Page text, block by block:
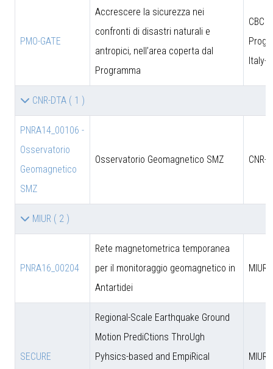
PMO-GATE
Accrescere la sicurezza nei
confronti di disastri naturali e
antropici, nell’area coperta dal
Programma
CBC
Italy-
CNR-DTA ( 1 )
PNRA14_00106 -
Osservatorio
Geomagnetico
SMZ
Osservatorio Geomagnetico SMZ CNR-
MIUR ( 2 )
PNRA16_00204
Rete magnetometrica temporanea
per il monitoraggio geomagnetico in
Antartidei
MIUR
SECURE
Regional-Scale Earthquake Ground
Motion PrediCtions ThroUgh
Pyhsics-based and EmpiRical
MIUR